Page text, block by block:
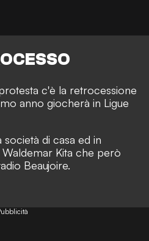
c'è la retrocessione
anno giocherà in Ligue
di casa ed in
Kita che però
Beaujoire.